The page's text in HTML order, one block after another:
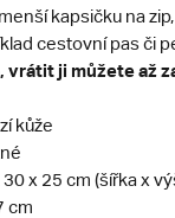
kapsičku na
cestovní pas či
ji můžete až
kůže
30 x 25 cm (šířka x
cm